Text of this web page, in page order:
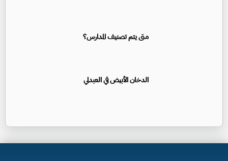
متى يتم تصنيف المدارس؟
الدخان الأبيض في العبدلي